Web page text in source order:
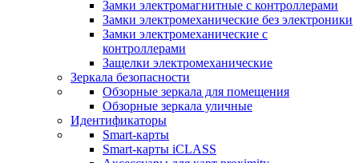
Замки электромагнитные с контроллерами
Замки электромеханические без электроники
Замки электромеханические с
контроллерами
Защелки электромеханические
Зеркала безопасности
Обзорные зеркала для помещения
Обзорные зеркала уличные
Идентификаторы
Smart-карты
Smart-карты iCLASS